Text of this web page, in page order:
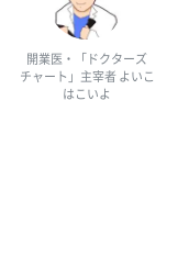
開業医・「ドクターズ
チャート」主宰者 よいこ
はこいよ